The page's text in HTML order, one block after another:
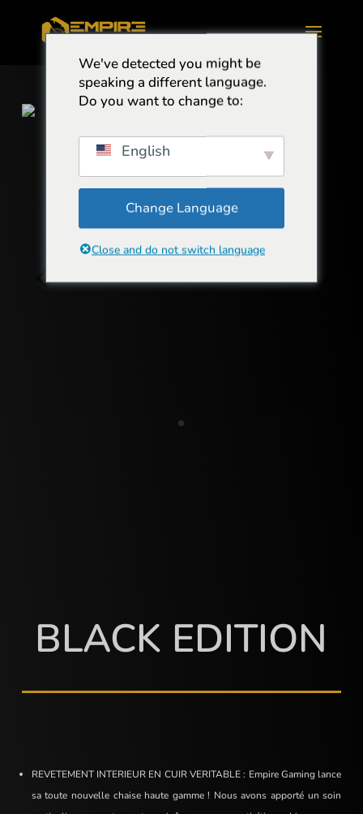
BLACK EDITION
REVETEMENT INTERIEUR EN CUIR VERITABLE : Empire Gaming lance
sa toute nouvelle chaise haute gamme ! Nous avons apporté un soin
We've detected you might be
speaking a different language.
Do you want to change to:
English
Change Language
Close and do not switch language